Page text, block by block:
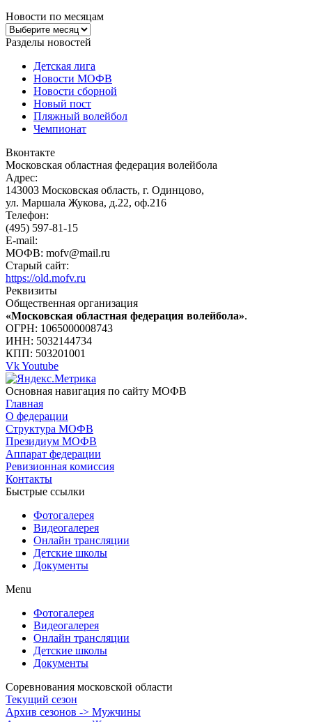
Новости по месяцам
Новости
по
Разделы новостей
Детская лига
Новости МОФВ
Новости сборной
Новый пост
Пляжный волейбол
Чемпионат
Вконтакте
Московская областная федерация волейбола
Адрес:
143003 Московская область, г. Одинцово,
ул. Маршала Жукова, д.22, оф.216
Телефон:
(495) 597-81-15
E-mail:
МОФВ: mofv@mail.ru
Старый сайт:
https://old.mofv.ru
Реквизиты
Общественная организация
«Московская областная федерация волейбола».
ОГРН: 1065000008743
ИНН: 5032144734
КПП: 503201001
VkYoutube
Основная навигация по сайту МОФВ
Главная
О федерации
Структура МОФВ
Президиум МОФВ
Аппарат федерации
Ревизионная комиссия
Контакты
Быстрые ссылки
Фотогалерея
Видеогалерея
Онлайн трансляции
Детские школы
Документы
Menu
Фотогалерея
Видеогалерея
Онлайн трансляции
Детские школы
Документы
Соревнования московской области
Текущий сезон
Архив сезонов -> Мужчины